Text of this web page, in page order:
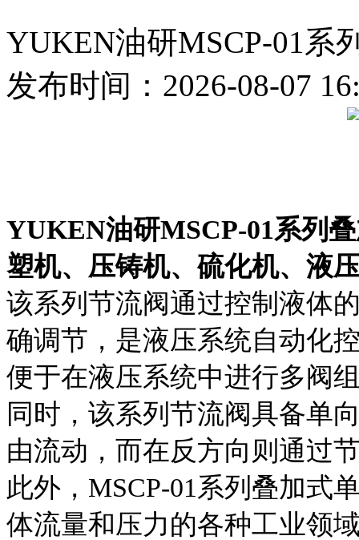
YUKEN油研MSCP-01系
发布时间：2026-08-07
YUKEN油研MSCP-01系列
塑机、压铸机、硫化机、液
该系列节流阀通过控制液体
确调节，是液压系统自动化
便于在液压系统中进行多阀
同时，该系列节流阀具备单
由流动，而在反方向则通过
此外，MSCP-01系列叠加式
体流量和压力的各种工业领